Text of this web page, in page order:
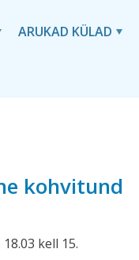
ARUKAD KÜLAD
kohvitund
kell 15.